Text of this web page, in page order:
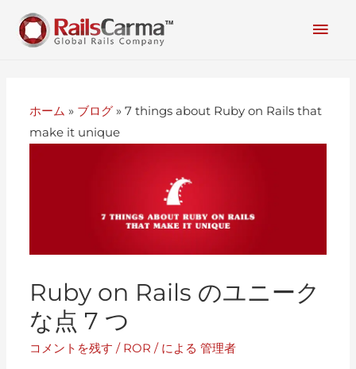
ホーム » ブログ »7 things about Ruby on Rails that
make it unique
Ruby on Rails のユニーク
な点 7 つ
コメントを残す / ROR / による管理者